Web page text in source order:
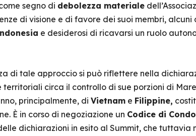
segno di debolezza materiale
di visione e di favore dei suoi membri, alcuni
e desiderosi di ricavarsi un ruolo
di tale approccio si può riflettere nella
territoriali circa il controllo di sue porzioni di
principalmente, di Vietname Filippine,
È in corso di negoziazione un Codice di
dichiarazioni in esito al Summit, che